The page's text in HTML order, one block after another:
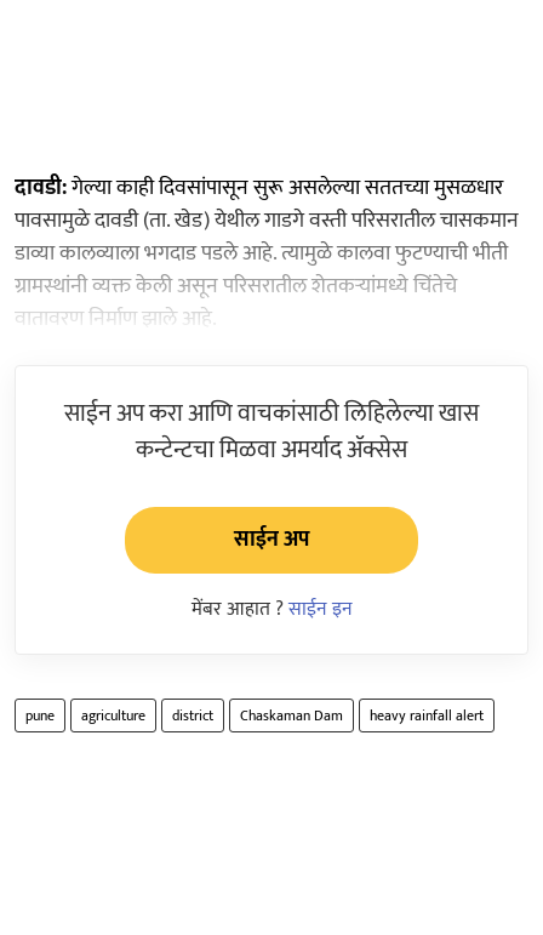
दावडी:गेल्या काही दिवसांपासून सुरू असलेल्या सततच्या मुसळधार
पावसामुळे दावडी (ता. खेड) येथील गाडगे वस्ती परिसरातील चासकमान
डाव्या कालव्याला भगदाड पडले आहे. त्यामुळे कालवा फुटण्याची भीती
ग्रामस्थांनी व्यक्त केली असून परिसरातील शेतकऱ्यांमध्ये चिंतेचे
वातावरण निर्माण झाले आहे.
साईन अप करा आणि वाचकांसाठी लिहिलेल्या खास
कन्टेन्टचा मिळवा अमर्याद ॲक्सेस
साईन अप
मेंबर आहात ?साईन इन
pune agriculture district Chaskaman Dam heavy rainfall alert